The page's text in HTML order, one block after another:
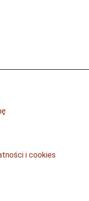
i cookies